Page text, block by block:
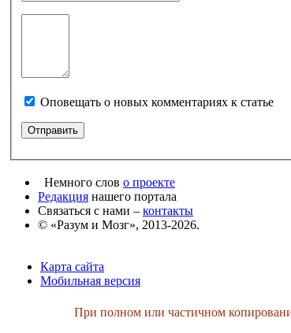
Оповещать о новых комментариях к статье
Немного слов о проекте
Редакция нашего портала
Связаться с нами – контакты
© «Разум и Мозг», 2013-2026.
Карта сайта
Мобильная версия
При полном или частичном